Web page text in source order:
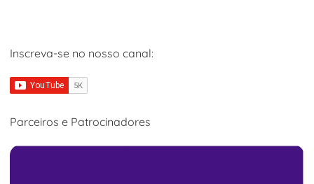
Inscreva-se no nosso canal:
Parceiros e Patrocinadores